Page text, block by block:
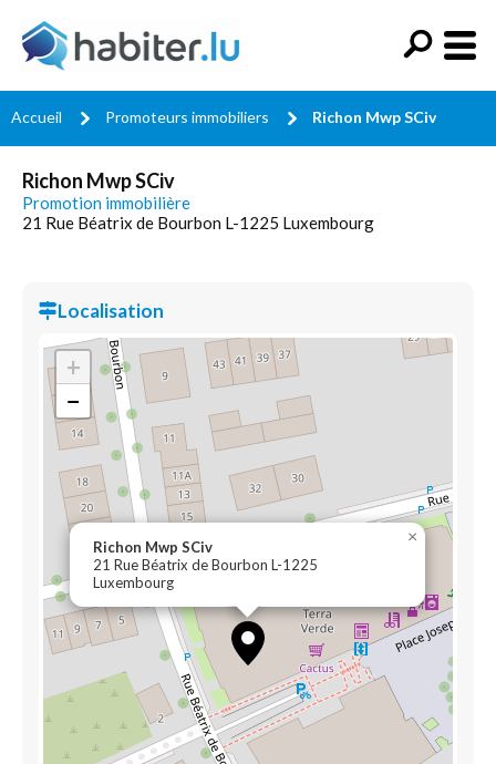
Accueil Promoteurs immobiliers Richon Mwp SCiv
Richon Mwp SCiv
Promotion immobilière
21 Rue Béatrix de Bourbon L-1225 Luxembourg
Localisation
Richon Mwp SCiv
21 Rue Béatrix de Bourbon L-1225
Luxembourg
×
+
−